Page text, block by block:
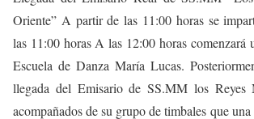
Oriente” A partir de las 11:00 horas se
las 11:00 horas A las 12:00 horas comenzará
Escuela de Danza María Lucas.
llegada del Emisario de SS.MM los Reyes
acompañados de su grupo de timbales que